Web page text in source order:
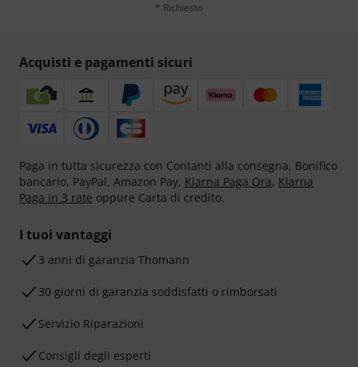
* Richiesto
Acquisti e pagamenti sicuri
Paga in tutta sicurezza con Contanti alla consegna, Bonifico
bancario, PayPal, Amazon Pay, Klarna Paga Ora, Klarna
Paga in 3 rate oppure Carta di credito.
I tuoi vantaggi
3 anni di garanzia Thomann
30 giorni di garanzia soddisfatti o rimborsati
Servizio Riparazioni
Consigli degli esperti